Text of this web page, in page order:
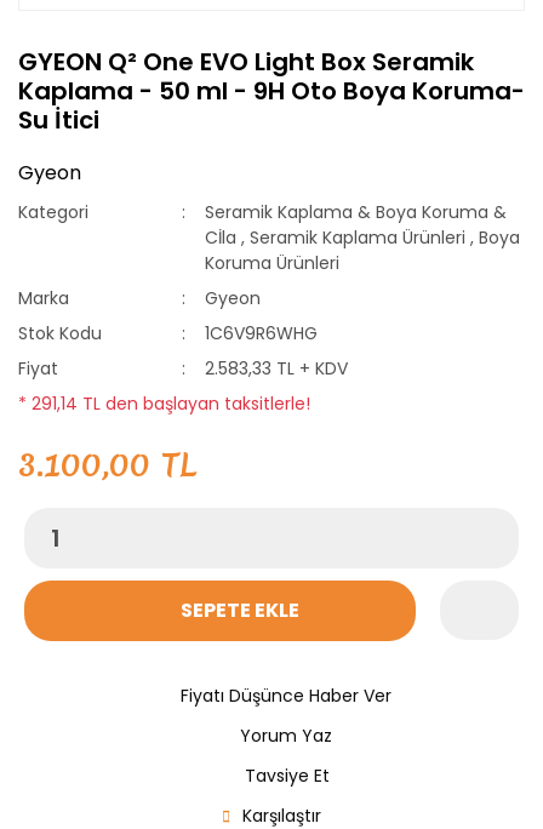
GYEON Q² One EVO Light Box Seramik
Kaplama - 50 ml - 9H Oto Boya Koruma-
Su İtici
Gyeon
Kategori
Seramik Kaplama & Boya Koruma &
Cİla ,Seramik Kaplama Ürünleri ,Boya
Koruma Ürünleri
Marka
Gyeon
Stok Kodu
1C6V9R6WHG
Fiyat
2.583,33 TL + KDV
* 291,14 TL den başlayan taksitlerle!
3.100,00 TL
SEPETE EKLE
Fiyatı Düşünce Haber Ver
Yorum Yaz
Tavsiye Et
Karşılaştır